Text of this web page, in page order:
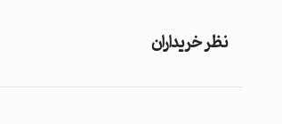
نظر خریداران